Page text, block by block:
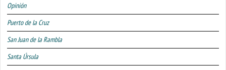
Opinión
Puerto de la Cruz
San Juan de la Rambla
Santa Úrsula